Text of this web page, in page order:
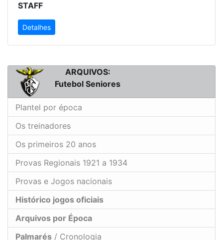
STAFF
Detalhes
ARQUIVOS:
Futebol Seniores
Plantel por época
Os treinadores
Os primeiros 20 anos
Provas Regionais 1921 a 1934
Provas e Jogos nacionais
Histórico jogos oficiais
Arquivos por Época
Palmarés / Cronologia